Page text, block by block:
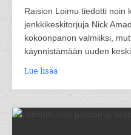
Raision Loimu tiedotti noin
jenkkikeskitorjuja Nick
kokoonpanon valmiiksi,
käynnistämään uuden
Lue lisää